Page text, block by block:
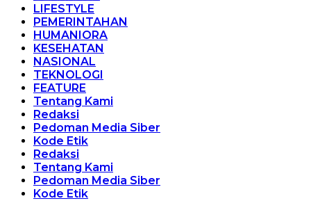
LIFESTYLE
PEMERINTAHAN
HUMANIORA
KESEHATAN
NASIONAL
TEKNOLOGI
FEATURE
Tentang Kami
Redaksi
Pedoman Media Siber
Kode Etik
Redaksi
Tentang Kami
Pedoman Media Siber
Kode Etik